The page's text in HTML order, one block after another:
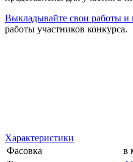
Выкладывайте свои работы и
работы участников конкурса.
Характеристики
Фасовка
в